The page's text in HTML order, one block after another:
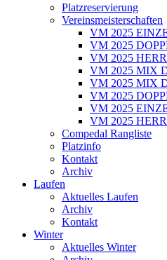
Platzreservierung
Vereinsmeisterschaften
VM 2025
VM 2025
VM 2025
VM 2025 MIX
VM 2025 MIX
VM 2025
VM 2025
VM 2025
Compedal Rangliste
Platzinfo
Kontakt
Archiv
Laufen
Aktuelles Laufen
Archiv
Kontakt
Winter
Aktuelles Winter